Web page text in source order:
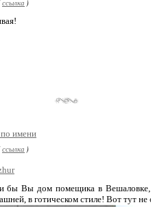
ссылка )
по имени
ссылка )
бы Вы дом помещика в
в готическом стиле! Вот тут